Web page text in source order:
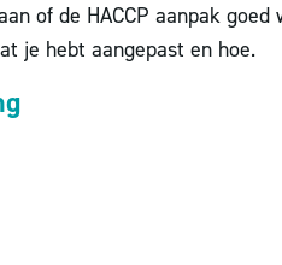
of de HACCP aanpak goed
je hebt aangepast en hoe.